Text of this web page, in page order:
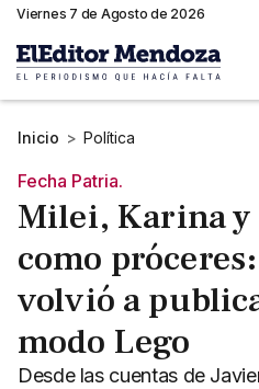
Viernes 7 de Agosto de 2026
Inicio > Política
Fecha Patria.
Milei, Karina y
como
volvió a
modo Lego
Desde las cuentas de